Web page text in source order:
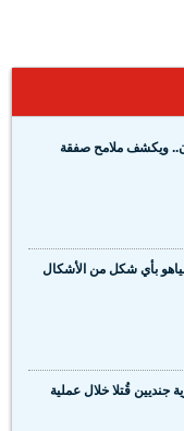
ويكشف ملامح صفقة
بأي شكل من الأشكال
جنديين قُتلا خلال عملية